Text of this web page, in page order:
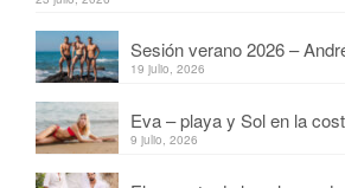
Sesión verano 2026 –
19 julio, 2026
Eva – playa y Sol en la
9 julio, 2026